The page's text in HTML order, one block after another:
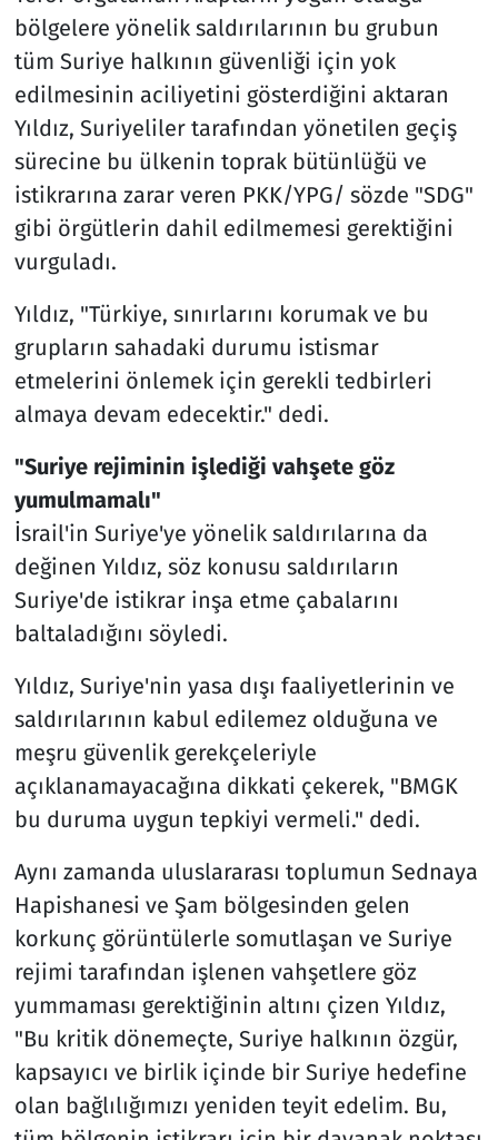
bölgelere yönelik saldırılarının bu grubun
tüm Suriye halkının güvenliği için yok
edilmesinin aciliyetini gösterdiğini aktaran
Yıldız, Suriyeliler tarafından yönetilen geçiş
sürecine bu ülkenin toprak bütünlüğü ve
istikrarına zarar veren PKK/YPG/ sözde "SDG"
gibi örgütlerin dahil edilmemesi gerektiğini
vurguladı.
Yıldız, "Türkiye, sınırlarını korumak ve bu
grupların sahadaki durumu istismar
etmelerini önlemek için gerekli tedbirleri
almaya devam edecektir." dedi.
"Suriye rejiminin işlediği vahşete göz
yumulmamalı"
İsrail'in Suriye'ye yönelik saldırılarına da
değinen Yıldız, söz konusu saldırıların
Suriye'de istikrar inşa etme çabalarını
baltaladığını söyledi.
Yıldız, Suriye'nin yasa dışı faaliyetlerinin ve
saldırılarının kabul edilemez olduğuna ve
meşru güvenlik gerekçeleriyle
açıklanamayacağına dikkati çekerek, "BMGK
bu duruma uygun tepkiyi vermeli." dedi.
Aynı zamanda uluslararası toplumun Sednaya
Hapishanesi ve Şam bölgesinden gelen
korkunç görüntülerle somutlaşan ve Suriye
rejimi tarafından işlenen vahşetlere göz
yummaması gerektiğinin altını çizen Yıldız,
"Bu kritik dönemeçte, Suriye halkının özgür,
kapsayıcı ve birlik içinde bir Suriye hedefine
olan bağlılığımızı yeniden teyit edelim. Bu,